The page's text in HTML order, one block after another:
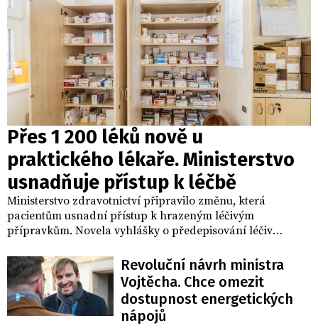
Přes 1 200 léků nově u
praktického lékaře. Ministerstvo
usnadňuje přístup k léčbě
Ministerstvo zdravotnictví připravilo změnu, která
pacientům usnadní přístup k hrazeným léčivým
přípravkům. Novela vyhlášky o předepisování léčiv
omezením E, dosud předepisované výhradně
ambulantními specialisty, mohli nově za stanovených
podmínek předepisovat také praktičtí lékaři pro dospělé i
pro děti a dorost. Cílem je odstranit zbytečné
administrativní překážky, posílit kontinuitu péče a umožnit
Revoluční návrh ministra
Vojtěcha. Chce omezit
dostupnost energetických
nápojů